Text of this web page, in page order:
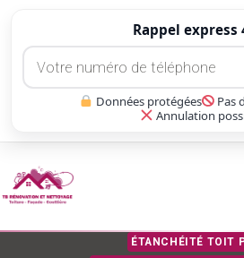
Rappel express
Données protégées
Pas
Annulation
ÉTANCHÉITÉ TOIT